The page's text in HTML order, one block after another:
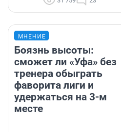
МНЕНИЕ
Боязнь высоты:
сможет ли «Уфа» без
тренера обыграть
фаворита лиги и
удержаться на 3-м
месте